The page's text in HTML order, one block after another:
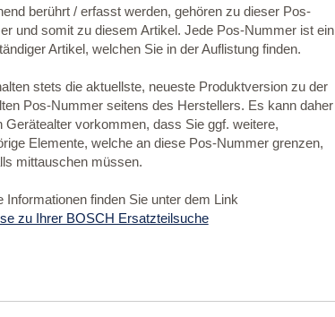
berührt / erfasst werden, gehören zu dieser Pos-
und somit zu diesem Artikel. Jede Pos-Nummer ist ein
Artikel, welchen Sie in der Auflistung finden.
stets die aktuellste, neueste Produktversion zu der
Pos-Nummer seitens des Herstellers. Es kann daher
Gerätealter vorkommen, dass Sie ggf. weitere,
Elemente, welche an diese Pos-Nummer grenzen,
mittauschen müssen.
Informationen finden Sie unter dem Link
zu Ihrer BOSCH Ersatzteilsuche